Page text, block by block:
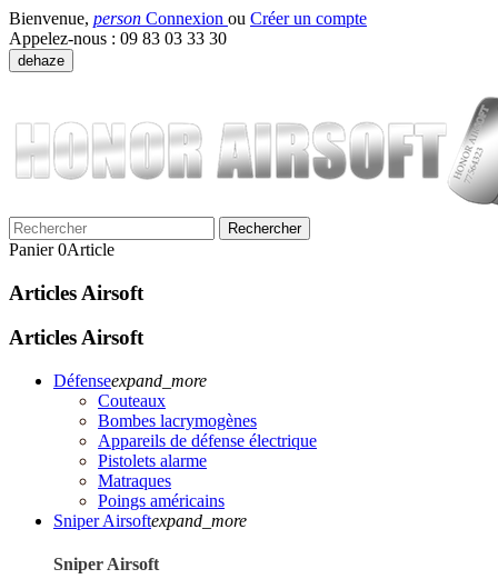
Bienvenue, person Connexion ou Créer un compte
Appelez-nous : 09 83 03 33 30
dehaze
Rechercher
Panier 0Article
Articles Airsoft
Articles Airsoft
Défenseexpand_more
Couteaux
Bombes lacrymogènes
Appareils de défense électrique
Pistolets alarme
Matraques
Poings américains
Sniper Airsoftexpand_more
Sniper Airsoft